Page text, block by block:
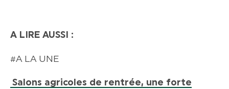
A LIRE AUSSI :
#A LA UNE
Salons agricoles de rentrée, une forte